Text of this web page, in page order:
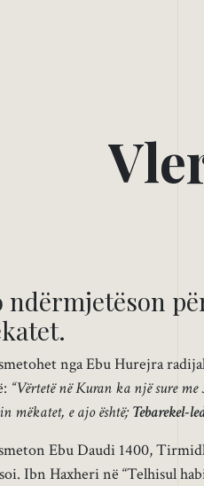
Vle
ndërmjetëson
nga Ebu Hurejra
“Vërtetë në Kuran ka një sure
mëkatet, e ajo është;Tebarekel-
Ebu Daudi 1400,
Ibn Haxheri në “Telhisul